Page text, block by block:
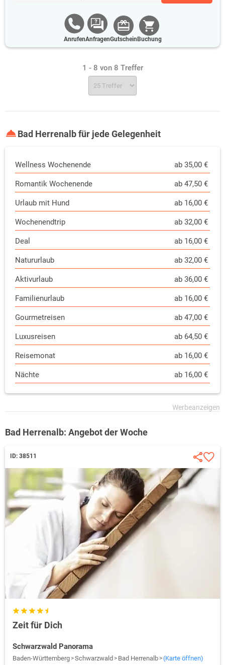
AnrufenAnfragenGutschein Buchung
1 - 8 von 8 Treffer
Bad Herrenalb für jede Gelegenheit
Wellness Wochenende ab 35,00 €
Romantik Wochenende ab 47,50 €
Urlaub mit Hund ab 16,00 €
Wochenendtrip ab 32,00 €
Deal ab 16,00 €
Natururlaub ab 32,00 €
Aktivurlaub ab 36,00 €
Familienurlaub ab 16,00 €
Gourmetreisen ab 47,00 €
Luxusreisen ab 64,50 €
Reisemonat ab 16,00 €
Nächte ab 16,00 €
Bad Herrenalb: Angebot der Woche
ID: 38511
Zeit für Dich
Schwarzwald Panorama
Baden-Württemberg Schwarzwald Bad Herrenalb (Karte öffnen)